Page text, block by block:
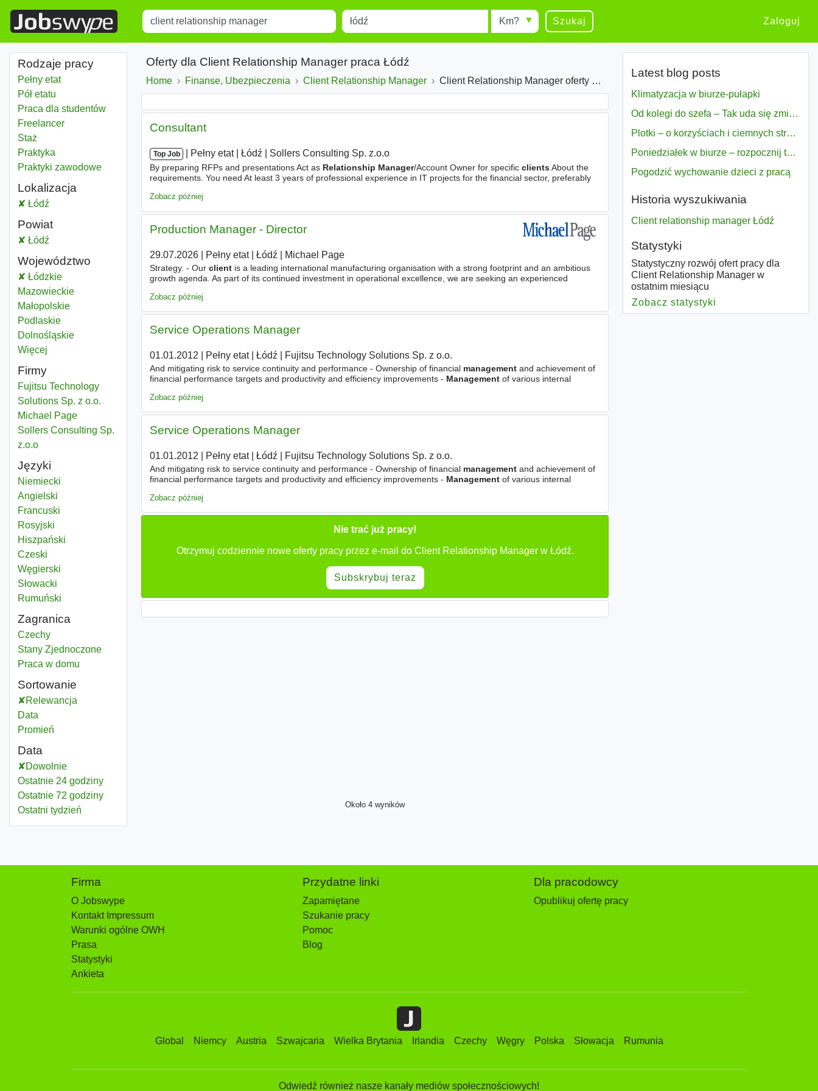
Title Miejscowość Radius Szukaj Zaloguj
Rodzaje pracy
Pełny etat
Pół etatu
Praca dla studentów
Freelancer
Staż
Praktyka
Praktyki zawodowe
Lokalizacja
Client relationship manager
Łódź
Powiat
Client relationship manager
Łódź
Województwo
Client relationship manager
ŁódzkieWojewództwo
Client relationship manager
MazowieckieWojewództwo
Client relationship manager
MałopolskieWojewództwo
Client relationship manager
PodlaskieWojewództwo
Client relationship manager
DolnośląskieWojewództwo
Więcej
Firmy
Fujitsu Technology
Solutions Sp. z o.o.
Michael Page
Sollers Consulting Sp.
z.o.o
Języki
Niemiecki
Angielski
Francuski
Rosyjski
Hiszpański
Czeski
Węgierski
Słowacki
Rumuński
Zagranica
Client relationship manager
Czechy
Client relationship manager
Stany Zjednoczone
Client relationship manager
Praca w domu
Sortowanie
Relewancja
Data
Promień
Data
Dowolnie
Ostatnie 24 godziny
Ostatnie 72 godziny
Ostatni tydzień
Oferty dla Client Relationship Manager praca Łódź
Home Finanse, Ubezpieczenia Client Relationship Manager Client Relationship Manager oferty w Łódź
Consultant
Top Job Pełny etat| Łódź Sollers Consulting Sp. z.o.o
By preparing RFPs and presentations Act as Relationship Manager/Account Owner for specific clientsAbout the
requirements. You need At least 3 years of professional experience in IT projects for the financial sector, preferably
Zobacz później
Production Manager - Director
29.07.2026| Pełny etat| Łódź Michael Page
Strategy. - Our clientis a leading international manufacturing organisation with a strong footprint and an ambitious
growth agenda. As part of its continued investment in operational excellence, we are seeking an experienced
Zobacz później
Service Operations Manager
01.01.2012 Pełny etat| Łódź Fujitsu Technology Solutions Sp. z o.o.
And mitigating risk to service continuity and performance - Ownership of financial managementand achievement of
financial performance targets and productivity and efficiency improvements - Managementof various internal
Zobacz później
Service Operations Manager
01.01.2012 Pełny etat| Łódź Fujitsu Technology Solutions Sp. z o.o.
And mitigating risk to service continuity and performance - Ownership of financial managementand achievement of
financial performance targets and productivity and efficiency improvements - Managementof various internal
Zobacz później
Nie trać już pracy!
Otrzymuj codziennie nowe oferty pracy przez e-mail do Client Relationship Manager w Łódź.
Subskrybuj teraz
Około 4 wyników
Latest blog posts
Klimatyzacja w biurze-pułapki
Od kolegi do szefa – Tak uda się zmiana bezproblemowo
Plotki – o korzyściach i ciemnych stronach
Poniedziałek w biurze – rozpocznij tydzień w pełni zmotywowany
Pogodzić wychowanie dzieci z pracą
Historia wyszukiwania
Client relationship manager Łódź
Statystyki
Statystyczny rozwój ofert pracy dla
Client Relationship Manager w
ostatnim miesiącu
Zobacz statystyki
Firma
O Jobswype
Kontakt Impressum
Warunki ogólne OWH
Prasa
Statystyki
Ankieta
Przydatne linki
Zapamiętane
Szukanie pracy
Pomoc
Blog
Dla pracodowcy
Opublikuj ofertę pracy
Global Niemcy Austria Szwajcaria Wielka Brytania Irlandia Czechy Węgry Polska Słowacja Rumunia
Odwiedź również nasze kanały mediów społecznościowych!